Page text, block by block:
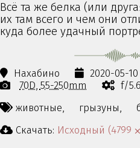
Всё та же белка (или
их там всего и чем они
куда более удачный
Нахабино 2020-05-10
70D 55-250mm
f/
животные,
грызуны,
Скачать: Исходный (4799